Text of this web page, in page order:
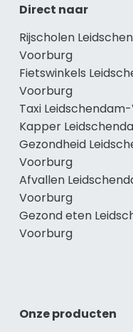
Direct naar
Rijscholen
Voorburg
Fietswinkels
Voorburg
Taxi
Kapper
Gezondheid
Voorburg
Afvallen
Voorburg
Gezond eten
Voorburg
Onze producten